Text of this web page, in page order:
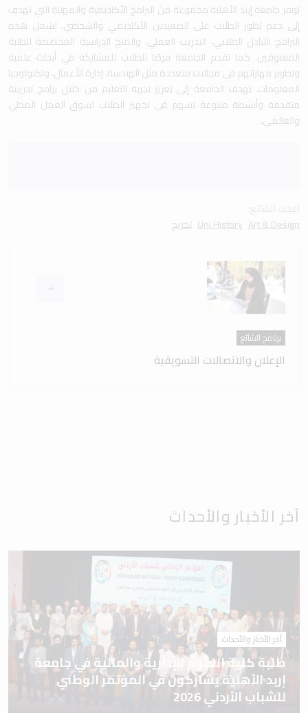
توفر جامعة إربد الأهلية مجموعة من البرامج الأكاديمية والمهنية التي تهدف
إلى دعم تطور الطلاب على الصعيدين الأكاديمي والشخصي. تشمل هذه
البرامج التبادل الطلابي، التدريب العملي، والمنح الدراسية المخصصة للطلبة
المتفوقين. كما تقدم الجامعة فرصًا للطلاب للمشاركة في أبحاث علمية
وتطوير مهاراتهم في مجالات متعددة مثل الهندسة، إدارة الأعمال، وتكنولوجيا
المعلومات. تهدف الجامعة إلى تعزيز تجربة التعليم من خلال برامج تدريبية
متقدمة وأنشطة متنوعة تسهم في تجهيز الطلاب لسوق العمل المحلي
والعالمي.
Art & Design
Uni History تخريج
برنامج الشائع
الإعلان والاتصالات التسويقية
آخر الأخبار والأحداث
آخر الأخبار والأحداث
طلبة كلية العلوم الإدارية والمالية في جامعة
إربد الأهلية يشاركون في المؤتمر الوطني
للشباب الأردني 2026